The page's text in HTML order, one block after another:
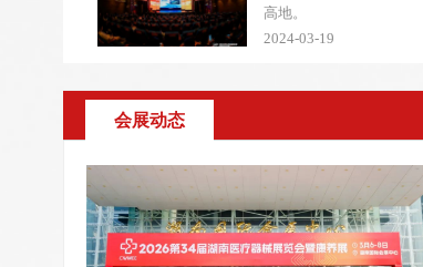
高地。
2024-03-19
会展动态